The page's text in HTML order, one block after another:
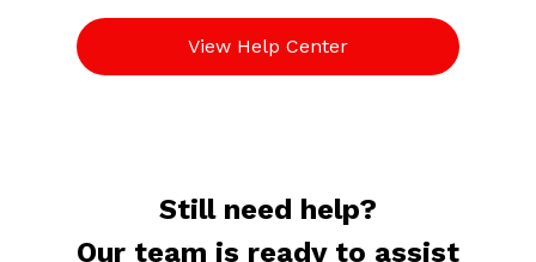
View Help Center
Still need help?
Our team is ready to assist